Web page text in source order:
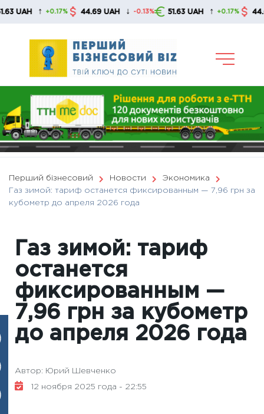
Skip
↑ +0.17% 44.69 UAH ↓ -0.13% 51.63 UAH ↑ +0.17% 44.69
Перший бізнесовий Новости
Экономика
Газ зимой: тариф останется фиксированным — 7,96 грн за
кубометр до апреля 2026 года
Газ зимой: тариф
останется
фиксированным —
7,96 грн за кубометр
до апреля 2026 года
Автор: Юрий Шевченко
12 ноября 2025 года - 22:55